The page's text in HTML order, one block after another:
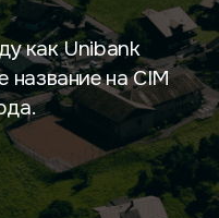
как Unibank
название на CIM